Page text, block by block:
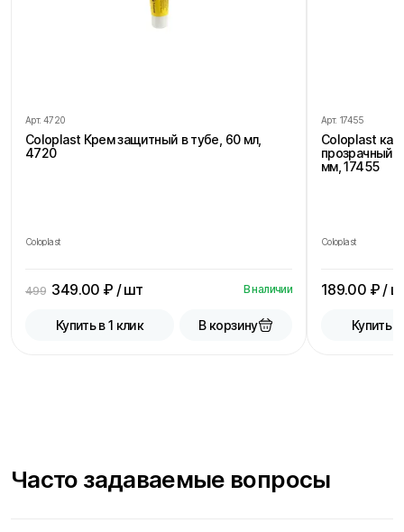
Арт. 4720
Coloplast Крем защитный в тубе, 60 мл,
4720
Coloplast
499 349.00 ₽ / шт В наличии
Купить в 1 клик В корзину
Арт. 17455
Coloplast
прозрачный,
мм, 17455
Coloplast
189.00 ₽ /
Купить в
Часто задаваемые вопросы